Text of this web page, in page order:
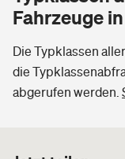
Fahrzeuge
Die Typklassen
die
abgerufen werden.